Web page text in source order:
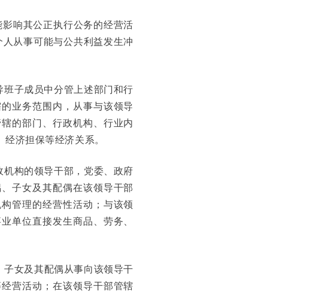
响其公正执行公务的经营活
从事可能与公共利益发生冲
子成员中分管上述部门和行
业务范围内，从事与该领导
的部门、行政机构、行业内
济担保等经济关系。
构的领导干部，党委、政府
子女及其配偶在该领导干部
管理的经营性活动；与该领
单位直接发生商品、劳务、
女及其配偶从事向该领导干
营活动；在该领导干部管辖